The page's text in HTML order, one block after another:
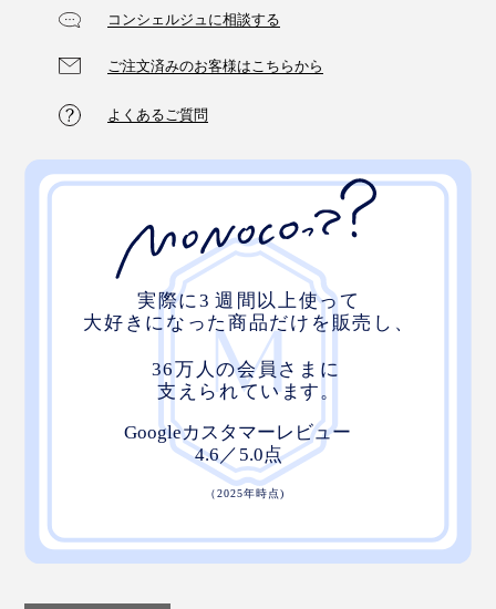
コンシェルジュに相談する
ご注文済みのお客様はこちらから
よくあるご質問